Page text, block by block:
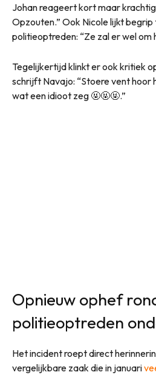
Johan reageert kort maar
Opzouten.” Ook Nicole lijkt
politieoptreden: “Ze zal er wel om
Tegelijkertijd klinkt er ook kritiek
schrijft Navajo: “Stoere vent hoor
wat een idioot zeg 🤬🤬🤬.”
Opnieuw ophef
politieoptreden
Het incident roept direct
vergelijkbare zaak die in januari